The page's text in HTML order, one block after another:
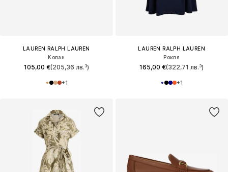
LAUREN RALPH LAUREN
Колан
105,00 €(205,36 лв.³)
+1
LAUREN RALPH LAUREN
Рокля
165,00 €(322,71 лв.³)
+1